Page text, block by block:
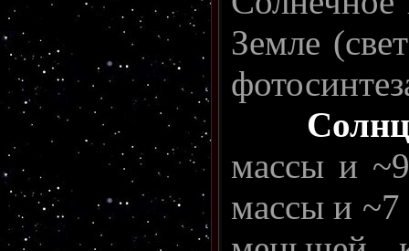
Земле
массы и
массы и ~7